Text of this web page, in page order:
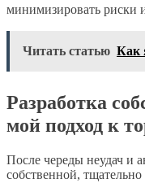
минимизировать риски
Читать статью Как
Разработка
мой подход к
После череды неудач и
собственной,